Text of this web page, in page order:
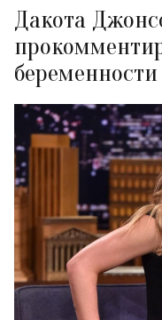
Дакота
беременности